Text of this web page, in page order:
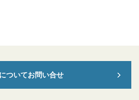
ついてお問い合せ